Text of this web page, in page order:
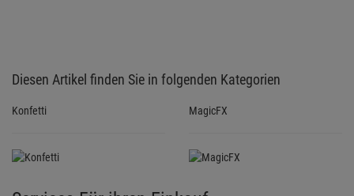
Diesen Artikel finden Sie in folgenden Kategorien
Konfetti MagicFX